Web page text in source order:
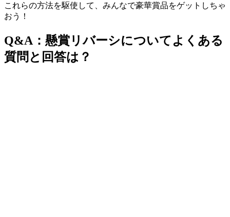
これらの方法を駆使して、みんなで豪華賞品をゲットしちゃ
おう！
Q&A：懸賞リバーシについてよくある
質問と回答は？